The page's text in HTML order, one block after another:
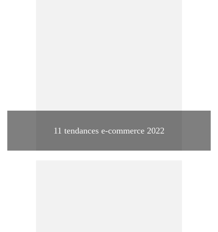
11 tendances e-commerce 2022